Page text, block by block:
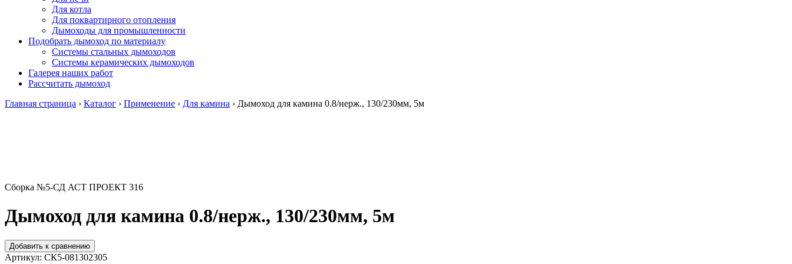
Для котла
Для поквартирного отопления
Дымоходы для промышленности
Подобрать дымоход по материалу
Системы стальных дымоходов
Системы керамических дымоходов
Галерея наших работ
Рассчитать дымоход
Главная страница › Каталог › Применение › Для камина › Дымоход для камина 0.8/нерж., 130/230мм, 5м
Сборка №5-СД АСТ ПРОЕКТ 316
Дымоход для камина 0.8/нерж., 130/230мм, 5м
Добавить к сравнению
Артикул: СК5-081302305